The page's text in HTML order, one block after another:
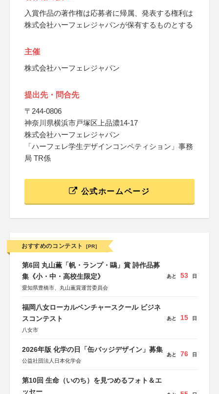
入賞作品の著作権は応募者に帰属、発表する権利は
株式会社ハーフェレジャパンが保有するものとする
主催
株式会社ハーフェレジャパン
提出先・問合先
〒244-0806
神奈川県横浜市戸塚区上品濃14-17
株式会社ハーフェレジャパン
「ハーフェレ学生デザインコンペティション」事務
局 TR係
公式ホームページ
おすすめのコンテスト [PR]
第6回 丸山薫「帆・ランプ・鷗」賞 詩作品募
集《小・中・高校生限定》
愛知県豊橋市、丸山薫賞運営委員会
あと 53 日
福岡八女ローカルベンチャースクール ビジネ
スコンテスト
八女市
あと 15 日
2026年版 化学の日「缶バッジデザイン」募集
公益社団法人日本化学会
あと 76 日
第10回 生命（いのち）を見つめるフォト＆エ
ッセー